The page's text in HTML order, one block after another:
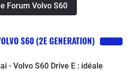
Forum Volvo S60
S60 (2E GENERATION)
- Volvo S60 Drive E : idéale